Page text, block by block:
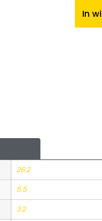
In
26.2
5.5
3.2